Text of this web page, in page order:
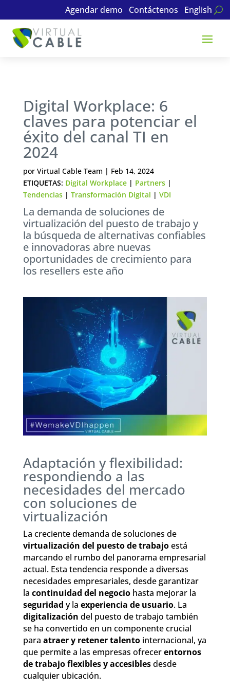
Agendar demo Contáctenos English
Digital Workplace: 6
claves para potenciar el
éxito del canal TI en
2024
por Virtual Cable Team | Feb 14, 2024
ETIQUETAS: Digital Workplace| Partners|
Tendencias| Transformación Digital | VDI
La demanda de soluciones de
virtualización del puesto de trabajo y
la búsqueda de alternativas confiables
e innovadoras abre nuevas
oportunidades de crecimiento para
los resellers este año
Adaptación y flexibilidad:
respondiendo a las
necesidades del mercado
con soluciones de
virtualización
La creciente demanda de soluciones de
virtualización del puesto de trabajoestá
marcando el rumbo del panorama empresarial
actual. Esta tendencia responde a diversas
necesidades empresariales, desde garantizar
la continuidad del negociohasta mejorar la
seguridad y la experiencia de usuario. La
digitalización del puesto de trabajo también
se ha convertido en un componente crucial
para atraer y retener talentointernacional, ya
que permite a las empresas ofrecerentornos
de trabajo flexibles y accesiblesdesde
cualquier ubicación.